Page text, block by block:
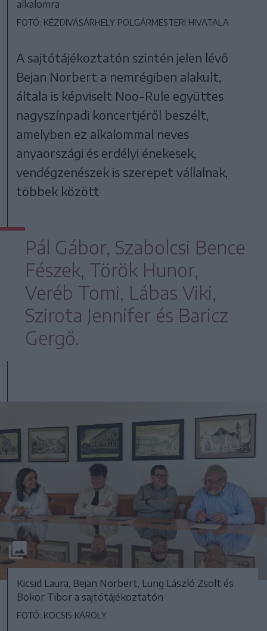
alkalomra
FOTÓ: KÉZDIVÁSÁRHELY POLGÁRMESTERI HIVATALA
A sajtótájékoztatón szintén jelen lévő
Bejan Norbert a nemrégiben alakult,
általa is képviselt Noo-Rule együttes
nagyszínpadi koncertjéről beszélt,
amelyben ez alkalommal neves
anyaországi és erdélyi énekesek,
vendégzenészek is szerepet vállalnak,
többek között
Pál Gábor, Szabolcsi Bence
Fészek, Török Hunor,
Veréb Tomi, Lábas Viki,
Szirota Jennifer és Baricz
Gergő.
Kicsid Laura, Bejan Norbert, Lung László Zsolt és
Bokor Tibor a sajtótájékoztatón
FOTÓ: KOCSIS KÁROLY